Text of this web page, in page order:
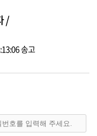
/
송고